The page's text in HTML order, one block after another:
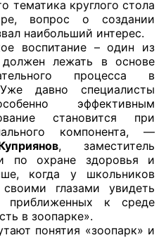
при территориальных
органов
по проведению
круглого стола
вопрос о создании
наибольший интерес.
– один из
лежать в основе
процесса в
давно специалисты
эффективным
становится при
компонента, —
, заместитель
по охране здоровья и
когда у школьников
глазами увидеть
приближенных к среде
в зоопарке».
понятия «зоопарк» и